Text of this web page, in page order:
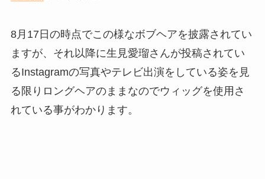
8月17日の時点でこの様なボブヘアを披露されてい
ますが、それ以降に生見愛瑠さんが投稿されてい
るInstagramの写真やテレビ出演をしている姿を見
る限りロングヘアのままなのでウィッグを使用さ
れている事がわかります。